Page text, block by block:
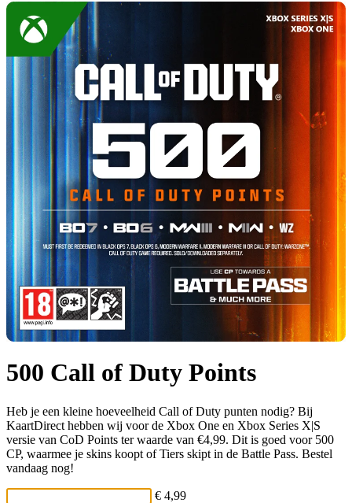
500 Call of Duty Points
Heb je een kleine hoeveelheid Call of Duty punten nodig? Bij
KaartDirect hebben wij voor de Xbox One en Xbox Series X|S
versie van CoD Points ter waarde van €4,99. Dit is goed voor 500
CP, waarmee je skins koopt of Tiers skipt in de Battle Pass. Bestel
vandaag nog!
€ 4,99